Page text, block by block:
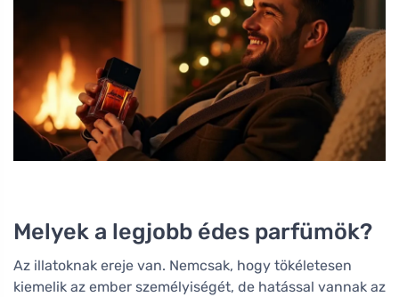
Melyek a legjobb édes parfümök?
Az illatoknak ereje van. Nemcsak, hogy tökéletesen
kiemelik az ember személyiségét, de hatással vannak az